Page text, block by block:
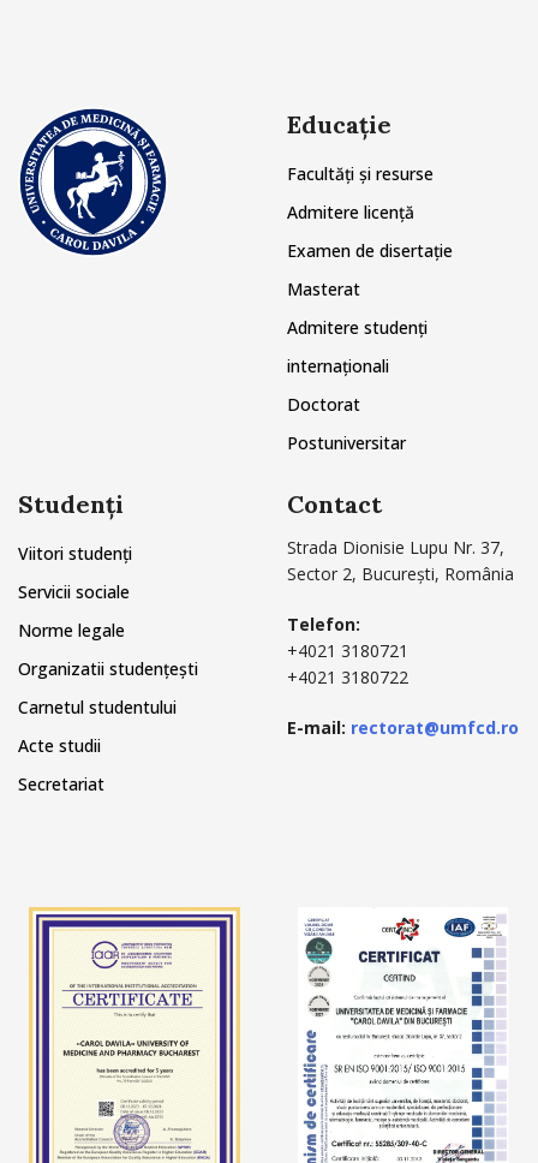
Educație
Facultăți și resurse
Admitere licență
Examen de disertație
Masterat
Admitere studenți
internaționali
Doctorat
Postuniversitar
Studenți
Viitori studenți
Servicii sociale
Norme legale
Organizatii studențești
Carnetul studentului
Acte studii
Secretariat
Contact
Strada Dionisie Lupu Nr. 37,
Sector 2, București, România
Telefon:
+4021 3180721
+4021 3180722
E-mail: rectorat@umfcd.ro